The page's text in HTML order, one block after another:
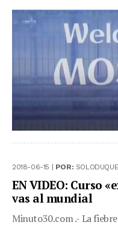
2018-06-15 | POR: SOLODUQUE
EN VIDEO: Curso
vas al mundial
Minuto30.com .- La